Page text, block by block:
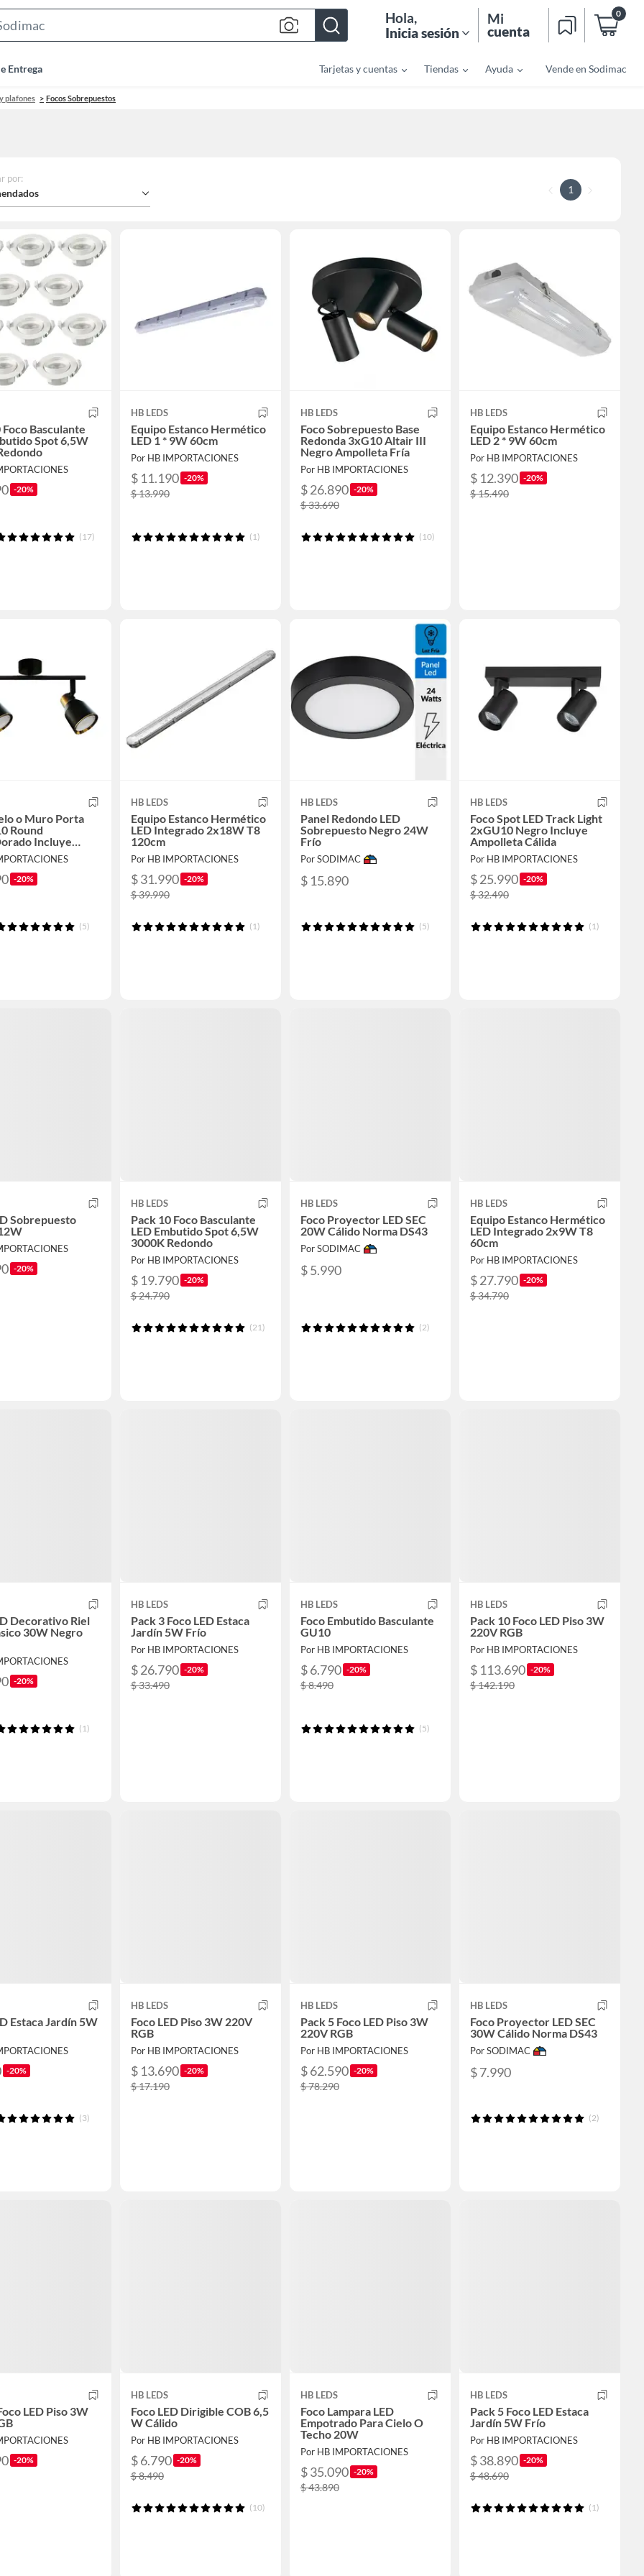
Bar
Hola,
Inicia sesión
Mi
cuenta
0
Entrega Tarjetas y cuentas Tiendas Ayuda Vende en Sodimac
plafones Focos Sobrepuestos
por:
1
Foco Basculante
Spot 6,5W
-20%
(17)
HB LEDS
Equipo Estanco Hermético
LED 1 * 9W 60cm
Por HB IMPORTACIONES
$ 11.190 -20%
$ 13.990
(1)
HB LEDS
Foco Sobrepuesto Base
Redonda 3xG10 Altair III
Negro Ampolleta Fría
Por HB IMPORTACIONES
$ 26.890 -20%
$ 33.690
(10)
HB LEDS
Equipo Estanco Hermético
LED 2 * 9W 60cm
Por HB IMPORTACIONES
$ 12.390 -20%
$ 15.490
o Muro Porta
Round
Incluye
-20%
(5)
HB LEDS
Equipo Estanco Hermético
LED Integrado 2x18W T8
120cm
Por HB IMPORTACIONES
$ 31.990 -20%
$ 39.990
(1)
HB LEDS
Panel Redondo LED
Sobrepuesto Negro 24W
Frío
Por SODIMAC
$ 15.890
(5)
HB LEDS
Foco Spot LED Track Light
2xGU10 Negro Incluye
Ampolleta Cálida
Por HB IMPORTACIONES
$ 25.990 -20%
$ 32.490
(1)
Sobrepuesto
-20%
HB LEDS
Pack 10 Foco Basculante
LED Embutido Spot 6,5W
3000K Redondo
Por HB IMPORTACIONES
$ 19.790 -20%
$ 24.790
(21)
HB LEDS
Foco Proyector LED SEC
20W Cálido Norma DS43
Por SODIMAC
$ 5.990
(2)
HB LEDS
Equipo Estanco Hermético
LED Integrado 2x9W T8
60cm
Por HB IMPORTACIONES
$ 27.790 -20%
$ 34.790
Decorativo Riel
30W Negro
-20%
(1)
HB LEDS
Pack 3 Foco LED Estaca
Jardín 5W Frío
Por HB IMPORTACIONES
$ 26.790 -20%
$ 33.490
HB LEDS
Foco Embutido Basculante
GU10
Por HB IMPORTACIONES
$ 6.790 -20%
$ 8.490
(5)
HB LEDS
Pack 10 Foco LED Piso 3W
220V RGB
Por HB IMPORTACIONES
$ 113.690 -20%
$ 142.190
Estaca Jardín 5W
-20%
(3)
HB LEDS
Foco LED Piso 3W 220V
RGB
Por HB IMPORTACIONES
$ 13.690 -20%
$ 17.190
HB LEDS
Pack 5 Foco LED Piso 3W
220V RGB
Por HB IMPORTACIONES
$ 62.590 -20%
$ 78.290
HB LEDS
Foco Proyector LED SEC
30W Cálido Norma DS43
Por SODIMAC
$ 7.990
(2)
LED Piso 3W
-20%
HB LEDS
Foco LED Dirigible COB 6,5
W Cálido
Por HB IMPORTACIONES
$ 6.790 -20%
$ 8.490
(10)
HB LEDS
Foco Lampara LED
Empotrado Para Cielo O
Techo 20W
Por HB IMPORTACIONES
$ 35.090 -20%
$ 43.890
HB LEDS
Pack 5 Foco LED Estaca
Jardín 5W Frío
Por HB IMPORTACIONES
$ 38.890 -20%
$ 48.690
(1)